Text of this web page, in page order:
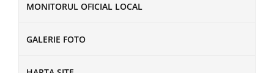
MONITORUL OFICIAL LOCAL
GALERIE FOTO